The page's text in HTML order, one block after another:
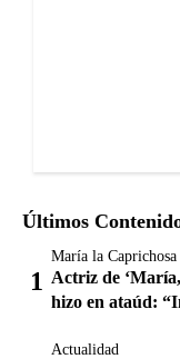
Últimos
María la Caprichosa
Actriz de
hizo en ataúd:
Actualidad